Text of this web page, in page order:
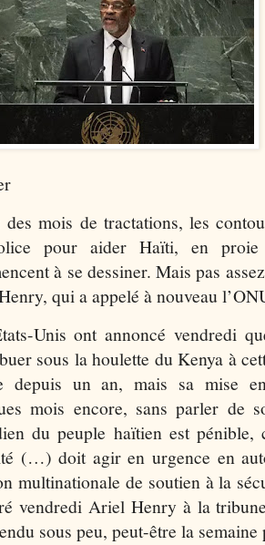
des mois de tractations, les
pour aider Haïti, en
à se dessiner. Mais pas
qui a appelé à nouveau
Unis ont annoncé vendredi
sous la houlette du Kenya à
depuis un an, mais sa mise
mois encore, sans parler de
du peuple haïtien est pénible,
(…) doit agir en urgence en
multinationale de soutien à la
vendredi Ariel Henry à la
sous peu, peut-être la